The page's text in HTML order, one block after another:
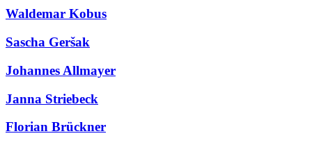
Waldemar Kobus
Sascha Geršak
Johannes Allmayer
Janna Striebeck
Florian Brückner